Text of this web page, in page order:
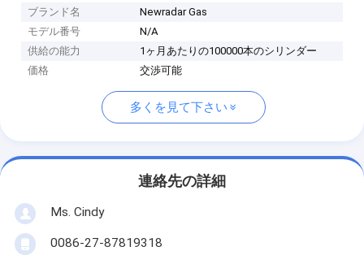
ブランド名
Newradar Gas
モデル番号
N/A
供給の能力
1ヶ月あたりの100000本のシリンダー
価格
交渉可能
多くを見て下さい
連絡先の詳細
Ms. Cindy
0086-27-87819318